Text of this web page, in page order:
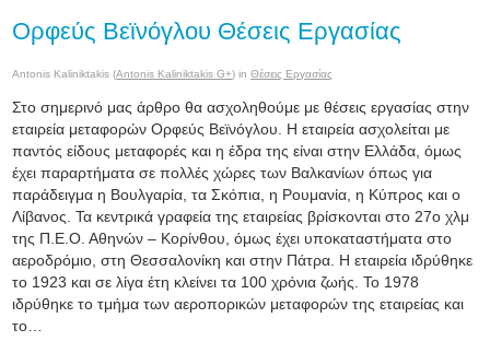
Ορφεύς Βεϊνόγλου Θέσεις Εργασίας
Antonis Kaliniktakis (Antonis Kaliniktakis G+) inΘέσεις Εργασίας
Στο σημερινό μας άρθρο θα ασχοληθούμε με θέσεις εργασίας στην
εταιρεία μεταφορών Ορφεύς Βεϊνόγλου. Η εταιρεία ασχολείται με
παντός είδους μεταφορές και η έδρα της είναι στην Ελλάδα, όμως
έχει παραρτήματα σε πολλές χώρες των Βαλκανίων όπως για
παράδειγμα η Βουλγαρία, τα Σκόπια, η Ρουμανία, η Κύπρος και ο
Λίβανος. Τα κεντρικά γραφεία της εταιρείας βρίσκονται στο 27ο χλμ
της Π.Ε.Ο. Αθηνών – Κορίνθου, όμως έχει υποκαταστήματα στο
αεροδρόμιο, στη Θεσσαλονίκη και στην Πάτρα. Η εταιρεία ιδρύθηκε
το 1923 και σε λίγα έτη κλείνει τα 100 χρόνια ζωής. Το 1978
ιδρύθηκε το τμήμα των αεροπορικών μεταφορών της εταιρείας και
το…